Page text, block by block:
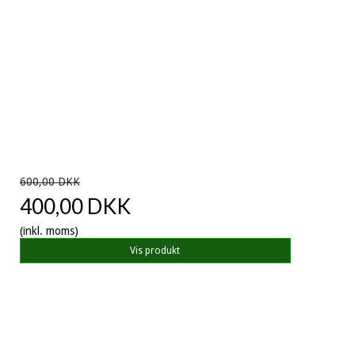
600,00 DKK
400,00 DKK
(inkl. moms)
Vis produkt